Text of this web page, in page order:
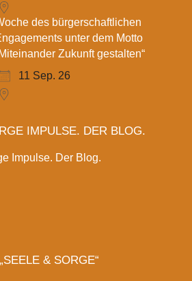
des bürgerschaftlichen
unter dem Motto
Zukunft gestalten“
11 Sep. 26
IMPULSE. DER BLOG.
& SORGE“